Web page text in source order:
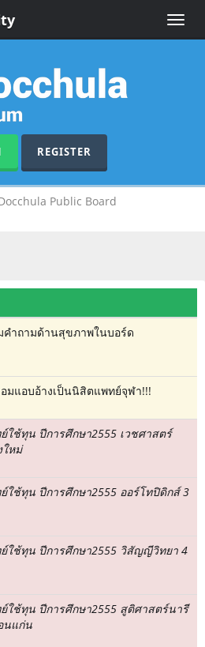
Toggle
REGISTER
Public Board
คำถามด้านสุขภาพในบอร์ด
มแอบอ้างเป็นนิสิตแพทย์จุฬา!!!
ใช้ทุน ปีการศึกษา2555 เวชศาสตร์
ใหม่
ใช้ทุน ปีการศึกษา2555 ออร์โทปิดิกส์ 3
ใช้ทุน ปีการศึกษา2555 วิสัญญีวิทยา 4
ใช้ทุน ปีการศึกษา2555 สูติศาสตร์นารี
นแก่น